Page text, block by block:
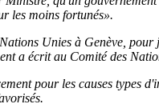
les moins fortunés».
Unies à Genève,
a écrit au Comité des
pour les causes types